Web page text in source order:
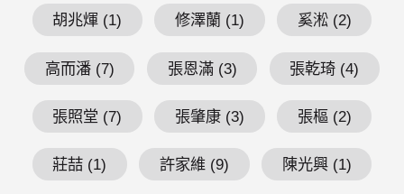
胡兆煇 (1) 修澤蘭 (1) 奚淞 (2)
高而潘 (7) 張恩滿 (3) 張乾琦 (4)
張照堂 (7) 張肇康 (3) 張樞 (2)
莊喆 (1) 許家維 (9) 陳光興 (1)